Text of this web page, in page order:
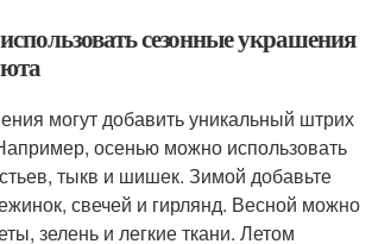
сезонные украшения
могут добавить уникальный штрих
осенью можно использовать
тыкв и шишек. Зимой добавьте
свечей и гирлянд. Весной можно
зелень и легкие ткани. Летом